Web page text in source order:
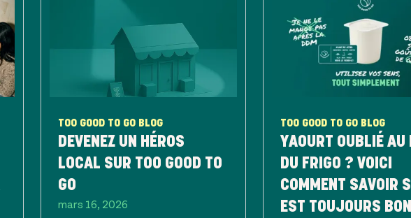
TOO GOOD TO GO BLOG
DEVENEZ UN HÉROS
LOCAL SUR TOO GOOD TO
GO
mars 16, 2026
TOO GOOD TO GO BLOG
YAOURT OUBLIÉ AU
DU FRIGO ? VOICI
COMMENT SAVOIR
EST TOUJOURS